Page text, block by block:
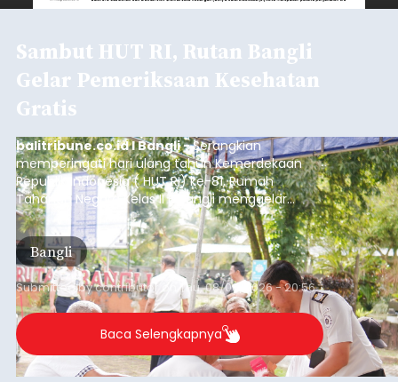
Sambut HUT RI, Rutan Bangli
Gelar Pemeriksaan Kesehatan
Gratis
balitribune.co.id I Bangli -Serangkian
memperingati hari ulang tahun Kemerdekaan
Republik Indonesia ( HUT RI) ke-81, Rumah
Tahanan Negara Kelas II B Bangli menggelar
kegiatan pemeriksaan kesehatan gratis, Rabu
(6/8/2026).
Bangli
Submitted bycontributor Thu, 08/06/2026 - 20:56
Baca Selengkapnya